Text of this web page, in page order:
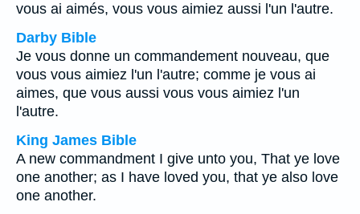
vous ai aimés, vous vous aimiez aussi l'un l'autre.
Darby Bible
Je vous donne un commandement nouveau, que
vous vous aimiez l'un l'autre; comme je vous ai
aimes, que vous aussi vous vous aimiez l'un
l'autre.
King James Bible
A new commandment I give unto you, That ye love
one another; as I have loved you, that ye also love
one another.